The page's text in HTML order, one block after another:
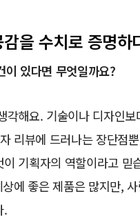
을 수치로 증명하
이 있다면 무엇일까요?
해요. 기술이나 디자인보
리뷰에 드러나는 장단점
기획자의 역할이라고 믿
에 좋은 제품은 많지만,
.